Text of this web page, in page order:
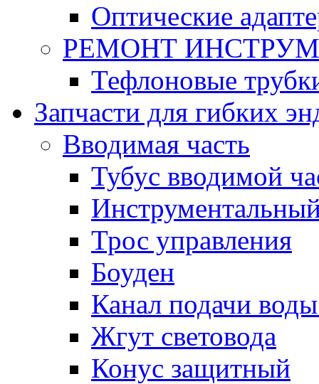
Оптические
РЕМОНТ
Тефлоновые
Запчасти для гибких
Вводимая часть
Тубус вводимой
Трос управления
Боуден
Канал подачи
Жгут световода
Конус защитный